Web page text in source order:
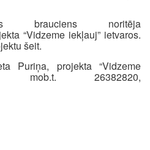
brauciens noritēja
“Vidzeme iekļauj” ietvaros.
šeit.
Puriņa, projekta “Vidzeme
mob.t. 26382820,